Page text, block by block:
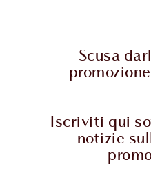
Scusa
Iscriviti qui
notizie